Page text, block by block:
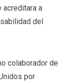
acreditara a
del
colaborador de
por